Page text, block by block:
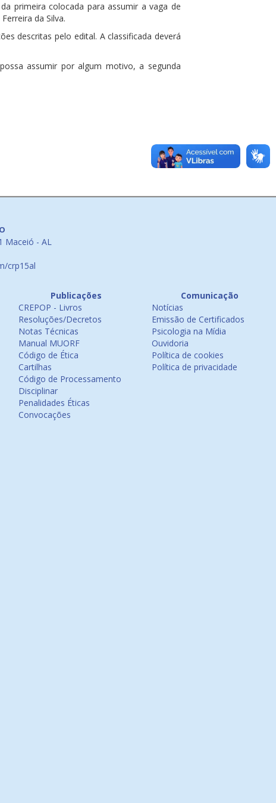
primeira colocada para assumir a vaga de
da Silva.
descritas pelo edital. A classificada deverá
assumir por algum motivo, a segunda
Maceió - AL
crp15al
Publicações
CREPOP - Livros
Resoluções/Decretos
Notas Técnicas
Manual MUORF
Código de Ética
Cartilhas
Código de Processamento
Disciplinar
Penalidades Éticas
Convocações
Comunicação
Notícias
Emissão de Certificados
Psicologia na Mídia
Ouvidoria
Política de cookies
Política de privacidade